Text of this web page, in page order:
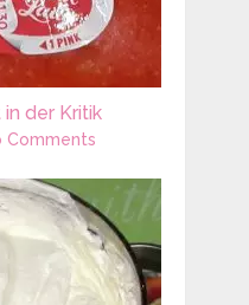
der Kritik
Comments